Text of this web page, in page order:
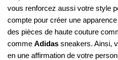
vous renforcez aussi votre style
compte pour créer une
des pièces de haute couture
comme Adidas sneakers. Ainsi,
en une affirmation de votre